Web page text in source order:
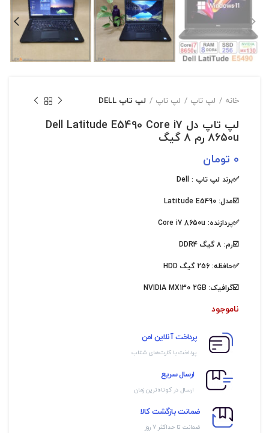
خانه لپ تاپ لپ تاپ لپ تاپ DELL
لپ تاپ دل Dell Latitude E5490 Core i7
8650u رم 8 گیگ
0 تومان
✅برند لپ تاپ : Dell
☑️مدل: Latitude E5490
✅پردازنده: Core i7 8650u
☑️رم: 8 گیگ DDR4
✅حافظه: 256 گیگ HDD
☑️گرافیک:
ناموجود
پرداخت آنلاین امن
پرداخت با کارت‌های شتاب
ارسال سریع
ارسال در کوتاه‌ترین زمان
ضمانت بازگشت کالا
ضمانت تا حداکثر ۷ روز